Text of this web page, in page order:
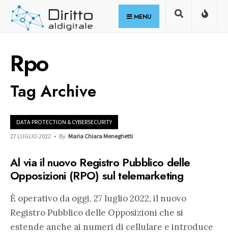
Skip
MENU
Rpo
Tag Archive
DATA PROTECTION & CYBERSECURITY
27 LUGLIO 2022 • By Maria Chiara Meneghetti
Al via il nuovo Registro Pubblico delle
Opposizioni (RPO) sul telemarketing
È operativo da oggi, 27 luglio 2022, il nuovo
Registro Pubblico delle Opposizioni che si
estende anche ai numeri di cellulare e introduce